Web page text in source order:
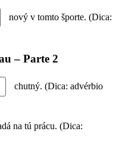
nový v tomto športe. (Dica:
– Parte 2
chutný. (Dica: advérbio
na tú prácu. (Dica: